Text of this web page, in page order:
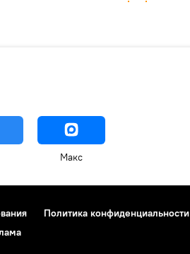
Макс
Политика конфиденциальности